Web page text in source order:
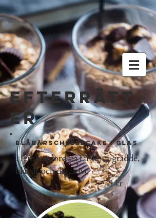
Efterrätt
er
Blåbärscheesecake i glas
Hemmagjord på färskost, grädde,
blåbär och digestive
75 kr